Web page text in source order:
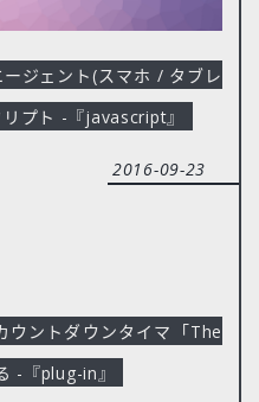
ジェント(スマホ / タブレ
プト -『javascript』
2016-09-23
ウントダウンタイマ「The
-『plug-in』